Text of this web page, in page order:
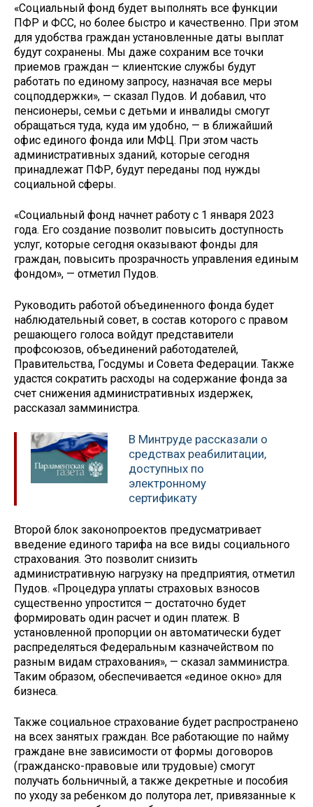
«Социальный фонд будет выполнять все функции
ПФР и ФСС, но более быстро и качественно. При этом
для удобства граждан установленные даты выплат
будут сохранены. Мы даже сохраним все точки
приемов граждан — клиентские службы будут
работать по единому запросу, назначая все меры
соцподдержки», — сказал Пудов. И добавил, что
пенсионеры, семьи с детьми и инвалиды смогут
обращаться туда, куда им удобно, — в ближайший
офис единого фонда или МФЦ. При этом часть
административных зданий, которые сегодня
принадлежат ПФР, будут переданы под нужды
социальной сферы.
«Социальный фонд начнет работу с 1 января 2023
года. Его создание позволит повысить доступность
услуг, которые сегодня оказывают фонды для
граждан, повысить прозрачность управления единым
фондом», — отметил Пудов.
Руководить работой объединенного фонда будет
наблюдательный совет, в состав которого с правом
решающего голоса войдут представители
профсоюзов, объединений работодателей,
Правительства, Госдумы и Совета Федерации. Также
удастся сократить расходы на содержание фонда за
счет снижения административных издержек,
рассказал замминистра.
В Минтруде рассказали о
средствах реабилитации,
доступных по
электронному
сертификату
Второй блок законопроектов предусматривает
введение единого тарифа на все виды социального
страхования. Это позволит снизить
административную нагрузку на предприятия, отметил
Пудов. «Процедура уплаты страховых взносов
существенно упростится — достаточно будет
формировать один расчет и один платеж. В
установленной пропорции он автоматически будет
распределяться Федеральным казначейством по
разным видам страхования», — сказал замминистра.
Таким образом, обеспечивается «единое окно» для
бизнеса.
Также социальное страхование будет распространено
на всех занятых граждан. Все работающие по найму
граждане вне зависимости от формы договоров
(гражданско-правовые или трудовые) смогут
получать больничный, а также декретные и пособия
по уходу за ребенком до полутора лет, привязанные к